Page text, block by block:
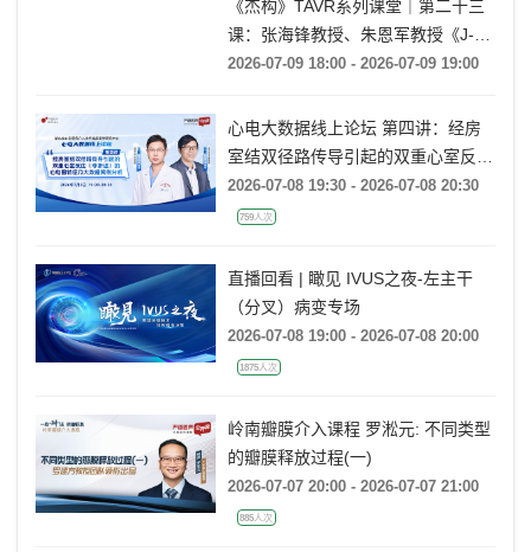
《杰构》TAVR系列课堂｜第二十三
课：张海锋教授、朱恩军教授《J-
心电大数据线上论坛 第四讲：经房
室结双径路传导引起的双重心室反应
(非折返)的心电图特征及大数据案例
2026-07-08 19:30 - 2026-07-08 20:30
直播回看 | 瞰见 IVUS之夜-左主干
（分叉）病变专场
2026-07-08 19:00 - 2026-07-08 20:00
岭南瓣膜介入课程 罗淞元: 不同类型
的瓣膜释放过程(一)
2026-07-07 20:00 - 2026-07-07 21:00